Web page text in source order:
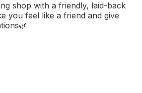
shop with a friendly, laid-back
you feel like a friend and give